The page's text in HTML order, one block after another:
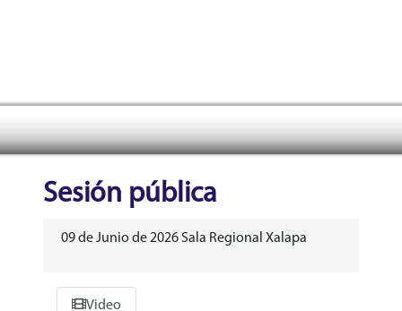
header
Sesión pública
09 de Junio de 2026 Sala Regional Xalapa
Video